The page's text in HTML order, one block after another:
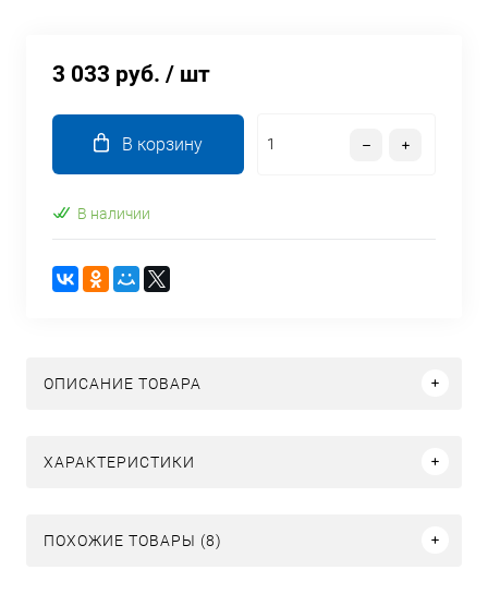
3 033 руб. / шт
В корзину
В наличии
ОПИСАНИЕ ТОВАРА
ХАРАКТЕРИСТИКИ
ПОХОЖИЕ ТОВАРЫ (8)